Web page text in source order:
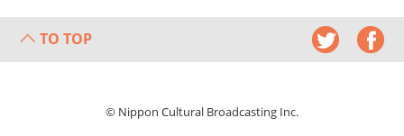
TO TOP
© Nippon Cultural Broadcasting Inc.